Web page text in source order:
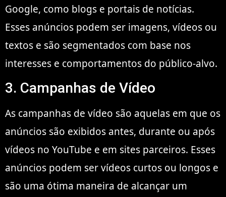
Google, como blogs e portais de notícias.
Esses anúncios podem ser imagens, vídeos ou
textos e são segmentados com base nos
interesses e comportamentos do público-alvo.
3. Campanhas de Vídeo
As campanhas de vídeo são aquelas em que os
anúncios são exibidos antes, durante ou após
vídeos no YouTube e em sites parceiros. Esses
anúncios podem ser vídeos curtos ou longos e
são uma ótima maneira de alcançar um